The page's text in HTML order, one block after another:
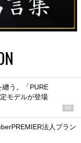
纏う。「PURE
モデルが登場
PR
法人プラン